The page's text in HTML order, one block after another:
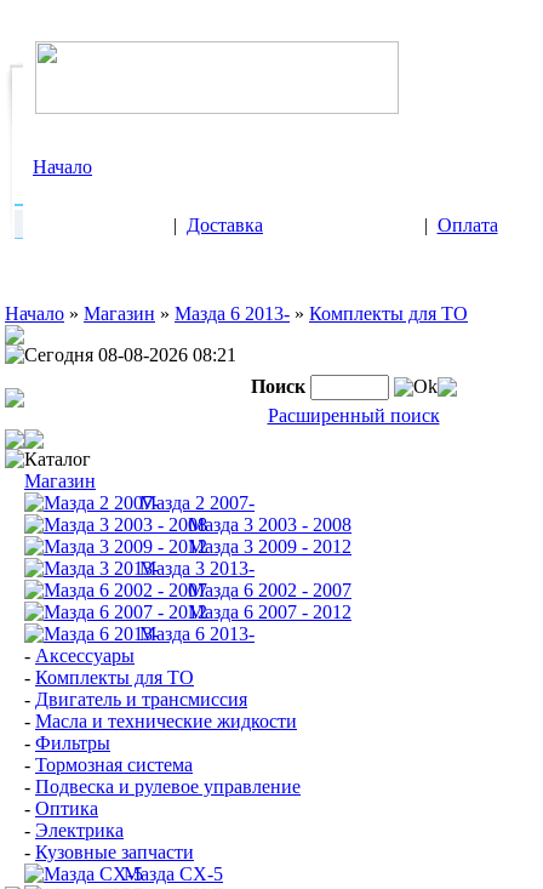
Начало
| Доставка | Оплата
Начало » Магазин » Мазда 6 2013- » Комплекты для ТО
Сегодня 08-08-2026 08:21
Поиск
Ok
Расширенный поиск
Каталог
Магазин
Мазда 2 2007-
Мазда 3 2003 - 2008
Мазда 3 2009 - 2012
Мазда 3 2013-
Мазда 6 2002 - 2007
Мазда 6 2007 - 2012
Мазда 6 2013-
- Аксессуары
- Комплекты для ТО
- Двигатель и трансмиссия
- Масла и технические жидкости
- Фильтры
- Тормозная система
- Подвеска и рулевое управление
- Оптика
- Электрика
- Кузовные запчасти
Мазда CX-5